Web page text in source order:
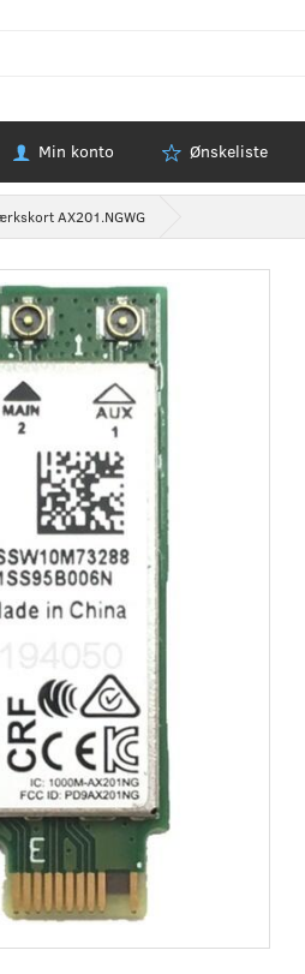
Min konto Ønskeliste
AX201.NGWG